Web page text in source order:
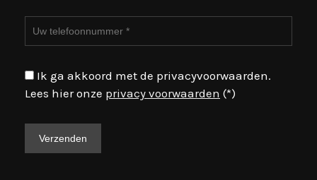
Ik ga akkoord met de privacyvoorwaarden.
Lees hier onze privacy voorwaarden (*)